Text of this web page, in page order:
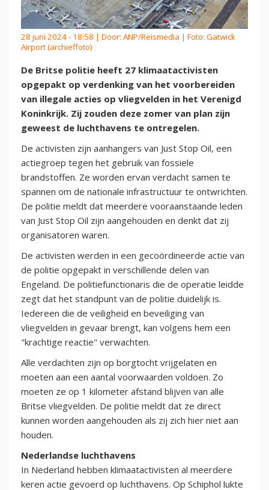
28 juni 2024 - 18:58 | Door: ANP/Reismedia | Foto: Gatwick
Airport (archieffoto)
De Britse politie heeft 27 klimaatactivisten
opgepakt op verdenking van het voorbereiden
van illegale acties op vliegvelden in het Verenigd
Koninkrijk. Zij zouden deze zomer van plan zijn
geweest de luchthavens te ontregelen.
De activisten zijn aanhangers van Just Stop Oil, een
actiegroep tegen het gebruik van fossiele
brandstoffen. Ze worden ervan verdacht samen te
spannen om de nationale infrastructuur te ontwrichten.
De politie meldt dat meerdere vooraanstaande leden
van Just Stop Oil zijn aangehouden en denkt dat zij
organisatoren waren.
De activisten werden in een gecoördineerde actie van
de politie opgepakt in verschillende delen van
Engeland. De politiefunctionaris die de operatie leidde
zegt dat het standpunt van de politie duidelijk is.
Iedereen die de veiligheid en beveiliging van
vliegvelden in gevaar brengt, kan volgens hem een
"krachtige reactie" verwachten.
Alle verdachten zijn op borgtocht vrijgelaten en
moeten aan een aantal voorwaarden voldoen. Zo
moeten ze op 1 kilometer afstand blijven van alle
Britse vliegvelden. De politie meldt dat ze direct
kunnen worden aangehouden als zij zich hier niet aan
houden.
Nederlandse luchthavens
In Nederland hebben klimaatactivisten al meerdere
keren actie gevoerd op luchthavens. Op Schiphol lukte